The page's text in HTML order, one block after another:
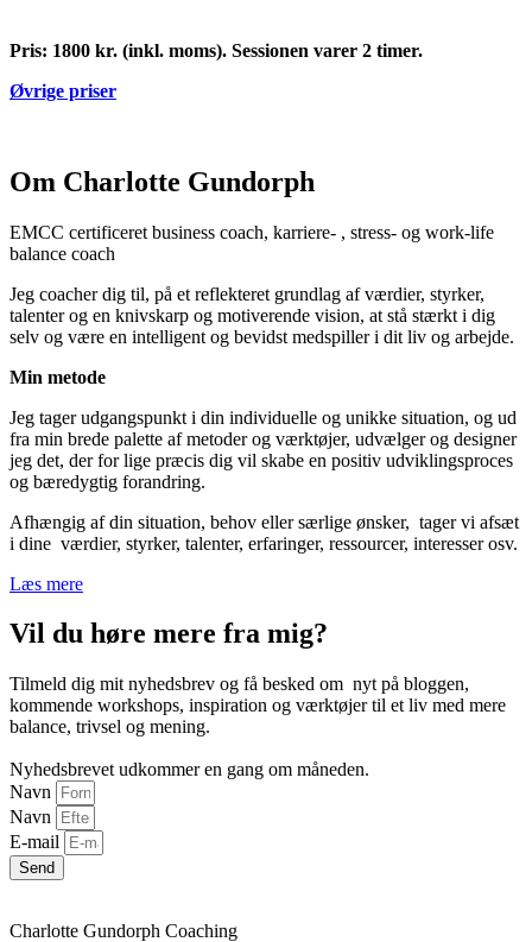
Pris: 1800 kr. (inkl. moms). Sessionen varer 2 timer.
Øvrige priser
Om Charlotte Gundorph
EMCC certificeret business coach, karriere- , stress- og work-life
balance coach
Jeg coacher dig til, på et reflekteret grundlag af værdier, styrker,
talenter og en knivskarp og motiverende vision, at stå stærkt i dig
selv og være en intelligent og bevidst medspiller i dit liv og arbejde.
Min metode
Jeg tager udgangspunkt i din individuelle og unikke situation, og ud
fra min brede palette af metoder og værktøjer, udvælger og designer
jeg det, der for lige præcis dig vil skabe en positiv udviklingsproces
og bæredygtig forandring.
Afhængig af din situation, behov eller særlige ønsker, tager vi afsæt
i dine værdier, styrker, talenter, erfaringer, ressourcer, interesser osv.
Læs mere
Vil du høre mere fra mig?
Tilmeld dig mit nyhedsbrev og få besked om nyt på bloggen,
kommende workshops, inspiration og værktøjer til et liv med mere
balance, trivsel og mening.
Nyhedsbrevet udkommer en gang om måneden.
Navn
Navn
E-mail
Send
Charlotte Gundorph Coaching